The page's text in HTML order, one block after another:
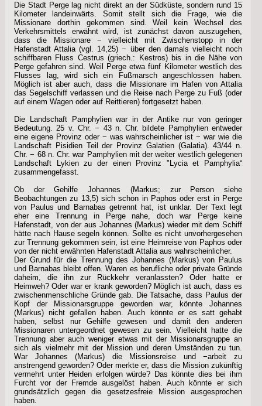
Die Stadt Perge lag nicht direkt an der Südküste, sondern rund 15
Kilometer landeinwärts. Somit stellt sich die Frage, wie die
Missionare dorthin gekommen sind. Weil kein Wechsel des
Verkehrsmittels erwähnt wird, ist zunächst davon auszugehen,
dass die Missionare − vielleicht mit Zwischenstopp in der
Hafenstadt Attalia (vgl. 14,25) − über den damals vielleicht noch
schiffbaren Fluss Cestrus (griech.: Kestros) bis in die Nähe von
Perge gefahren sind. Weil Perge etwa fünf Kilometer westlich des
Flusses lag, wird sich ein Fußmarsch angeschlossen haben.
Möglich ist aber auch, dass die Missionare im Hafen von Attalia
das Segelschiff verlassen und die Reise nach Perge zu Fuß (oder
auf einem Wagen oder auf Reittieren) fortgesetzt haben.
Die Landschaft Pamphylien war in der Antike nur von geringer
Bedeutung. 25 v. Chr. − 43 n. Chr. bildete Pamphylien entweder
eine eigene Provinz oder − was wahrscheinlicher ist − war wie die
Landschaft Pisidien Teil der Provinz Galatien (Galatia). 43/44 n.
Chr. − 68 n. Chr. war Pamphylien mit der weiter westlich gelegenen
Landschaft Lykien zu der einen Provinz "Lycia et Pamphylia“
zusammengefasst.
Ob der Gehilfe Johannes (Markus; zur Person siehe
Beobachtungen zu 13,5) sich schon in Paphos oder erst in Perge
von Paulus und Barnabas getrennt hat, ist unklar. Der Text legt
eher eine Trennung in Perge nahe, doch war Perge keine
Hafenstadt, von der aus Johannes (Markus) wieder mit dem Schiff
hätte nach Hause segeln können. Sollte es nicht unvorhergesehen
zur Trennung gekommen sein, ist eine Heimreise von Paphos oder
von der nicht erwähnten Hafenstadt Attalia aus wahrscheinlicher.
Der Grund für die Trennung des Johannes (Markus) von Paulus
und Barnabas bleibt offen. Waren es berufliche oder private Gründe
daheim, die ihn zur Rückkehr veranlassten? Oder hatte er
Heimweh? Oder war er krank geworden? Möglich ist auch, dass es
zwischenmenschliche Gründe gab. Die Tatsache, dass Paulus der
Kopf der Missionarsgruppe geworden war, könnte Johannes
(Markus) nicht gefallen haben. Auch könnte er es satt gehabt
haben, selbst nur Gehilfe gewesen und damit den anderen
Missionaren untergeordnet gewesen zu sein. Vielleicht hatte die
Trennung aber auch weniger etwas mit der Missionarsgruppe an
sich als vielmehr mit der Mission und deren Umständen zu tun.
War Johannes (Markus) die Missionsreise und −arbeit zu
anstrengend geworden? Oder merkte er, dass die Mission zukünftig
vermehrt unter Heiden erfolgen würde? Das könnte dies bei ihm
Furcht vor der Fremde ausgelöst haben. Auch könnte er sich
grundsätzlich gegen die gesetzesfreie Mission ausgesprochen
haben.